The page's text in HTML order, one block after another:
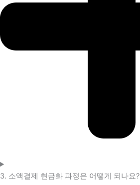
3. 소액결제 현금화 과정은 어떻게 되나요?